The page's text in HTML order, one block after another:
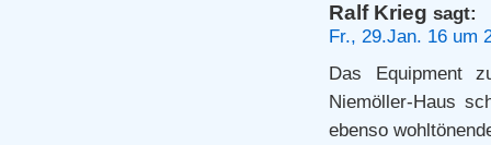
Ralf Krieg sagt:
Fr., 29.Jan. 16 um
Das Equipment
Niemöller-Haus
ebenso